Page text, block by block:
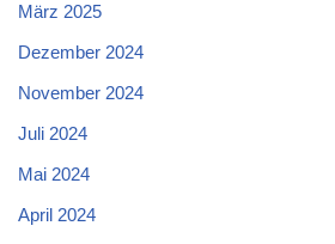
März 2025
Dezember 2024
November 2024
Juli 2024
Mai 2024
April 2024